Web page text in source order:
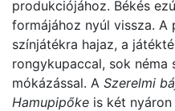
produkciójához. Békés
formájához nyúl vissza.
színjátékra hajaz, a
rongykupaccal, sok néma
mókázással. A Szerelmi
Hamupipőke is két